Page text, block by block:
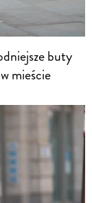
buty
mieście